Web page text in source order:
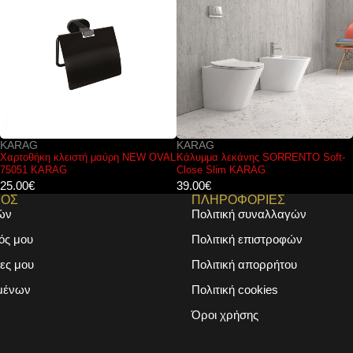
KARAG
Κάλυμμα λεκάνης SORRENTO Soft-
Close Slim KARAG
39.00€
KARAG
Πλακέτα ενεργοποίησης καζανακίου
χρωμέ ματ TETRA P58-0180 KARAG
33.00€
μου
μου
ΠΛΗΡΟΦΟΡΙΕΣ
Πολιτική συναλλαγών
Πολιτική επιστροφών
Πολιτική απορρήτου
Πολιτική cookies
Όροι χρήσης